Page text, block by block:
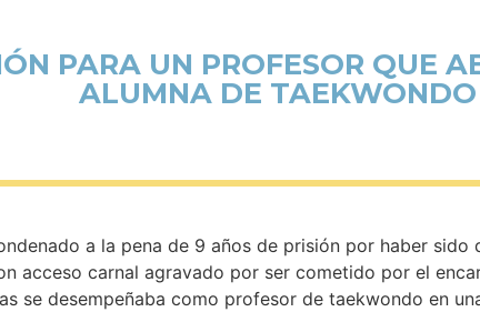
PARA UN PROFESOR QUE
ALUMNA DE TAEKWONDO
a la pena de 9 años de prisión por haber sido
acceso carnal agravado por ser cometido por el
se desempeñaba como profesor de taekwondo en